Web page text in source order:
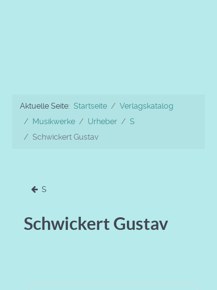
Aktuelle Seite: Startseite
Verlagskatalog
Musikwerke
Urheber
S
Schwickert Gustav
S
Schwickert Gustav